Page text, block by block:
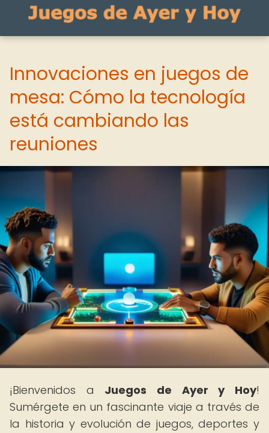
Innovaciones en juegos de
mesa: Cómo la tecnología
está cambiando las
reuniones
¡Bienvenidos a Juegos de Ayer y Hoy!
Sumérgete en un fascinante viaje a través de
la historia y evolución de juegos, deportes y